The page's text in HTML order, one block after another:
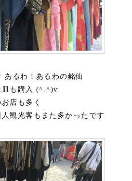
るわ！あるわの銘仙
皿も購入 (^-^)v
店も多く
観光客もまた多かったです